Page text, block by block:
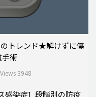
のトレンド★解けずに傷
手術
Views 3948
感染症]_段階別の防疫